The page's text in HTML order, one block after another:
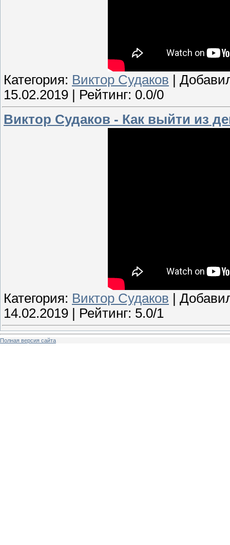
Категория: Виктор Судаков |
15.02.2019 | Рейтинг: 0.0/0
Виктор Судаков - Как выйти из
Категория: Виктор Судаков |
14.02.2019 | Рейтинг: 5.0/1
Полная версия сайта